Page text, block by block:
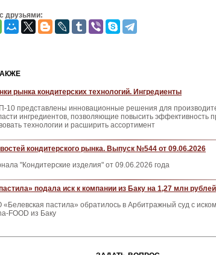
друзьями:
рынка кондитерских технологий. Ингредиенты
10 представлены инновационные решения для
ингредиентов, позволяющие повысить эффективность
технологии и расширить ассортимент
кондитерского рынка. Выпуск №544 от 09.06.2026
"Кондитерские изделия" от 09.06.2026 года
подала иск к компании из Баку на 1,27 млн рублей
пастила» обратилось в Арбитражный суд с
из Баку